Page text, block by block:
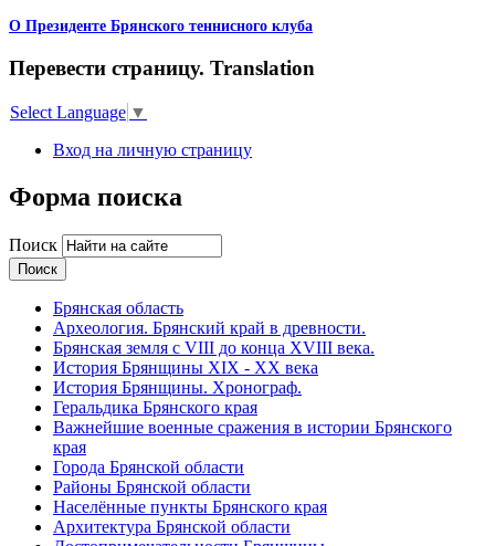
О Президенте Брянского теннисного клуба
Перевести страницу. Translation
Select Language ▼
Вход на личную страницу
Форма поиска
Поиск
Брянская область
Археология. Брянский край в древности.
Брянская земля с VIII до конца XVIII века.
История Брянщины XIX - XX века
История Брянщины. Хронограф.
Геральдика Брянского края
Важнейшие военные сражения в истории Брянского
края
Города Брянской области
Районы Брянской области
Населённые пункты Брянского края
Архитектура Брянской области